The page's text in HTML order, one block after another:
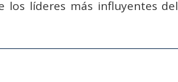
los líderes más influyentes del